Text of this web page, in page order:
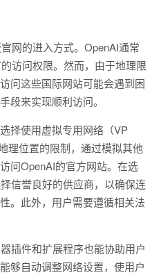
网的进入方式。OpenAI通常
访问权限。然而，由于地理限
问这些国际网站可能会遇到困
段来实现顺利访问。
择使用虚拟专用网络（VP
理位置的限制，通过模拟其他
问OpenAI的官方网站。在选
信誉良好的供应商，以确保连
。此外，用户需要遵循相关法
插件和扩展程序也能协助用户
够自动调整网络设置，使用户